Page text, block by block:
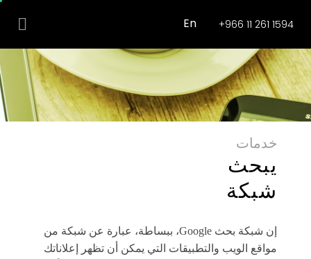
+966 11 261 1594
En
خدمات
يبحث
شبكة
إن شبكة بحث Google، ببساطة، عبارة عن شبكة من
مواقع الويب والتطبيقات التي يمكن أن تظهر إعلاناتك